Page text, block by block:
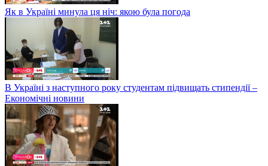
Як в Україні минула ця ніч: якою була погода
В Україні з наступного року студентам підвищать стипендії –
Економічні новини